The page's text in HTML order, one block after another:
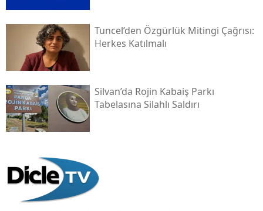
Tuncel’den Özgürlük Mitingi Çağrısı:
Herkes Katılmalı
Silvan’da Rojin Kabaiş Parkı
Tabelasına Silahlı Saldırı